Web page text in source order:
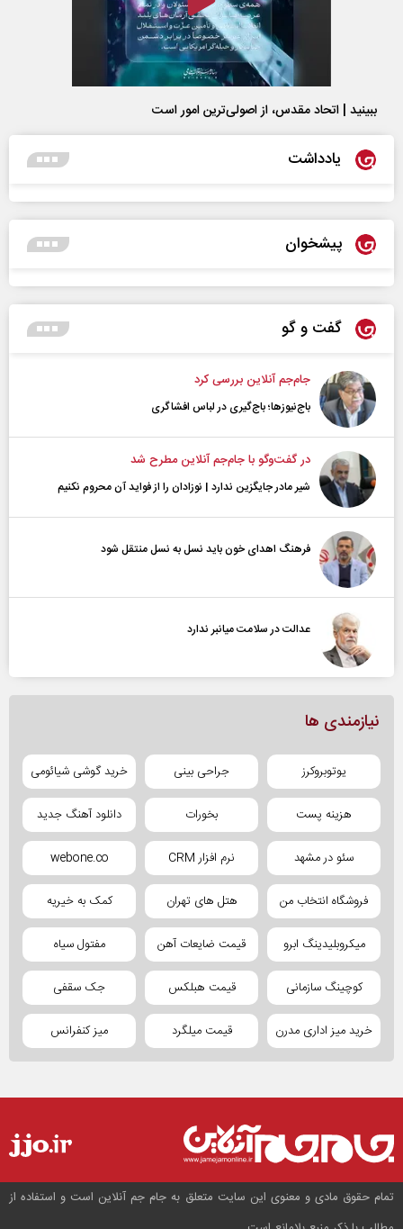
ببینید | اتحاد مقدس، از اصولی‌ترین امور است
یادداشت
پیشخوان
گفت و گو
جام‌جم آنلاین بررسی کرد
باج‌نیوزها؛ باج‌گیری در لباس افشاگری
در گفت‌و‌گو با جام‌جم آنلاین مطرح شد
شیر مادر جایگزین ندارد | نوزادان را از فواید آن محروم نکنیم
فرهنگ اهدای خون باید نسل به نسل منتقل شود
عدالت در سلامت میانبر ندارد
نیازمندی ها
یوتوبروکرز جراحی بینی خرید گوشی شیائومی
هزینه پست بخورات دانلود آهنگ جدید
سئو در مشهد نرم افزار CRM webone.co
فروشگاه انتخاب من هتل های تهران کمک به خیریه
میکروبلیدینگ ابرو قیمت ضایعات آهن مفتول سیاه
کوچینگ سازمانی قیمت هبلکس جک سقفی
خرید میز اداری مدرن قیمت میلگرد میز کنفرانس
تمام حقوق مادی و معنوی این سایت متعلق به جام جم آنلاین است و استفاده از